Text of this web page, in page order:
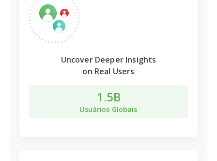
Uncover Deeper Insights
on Real Users
1.5B
Usuários Globais